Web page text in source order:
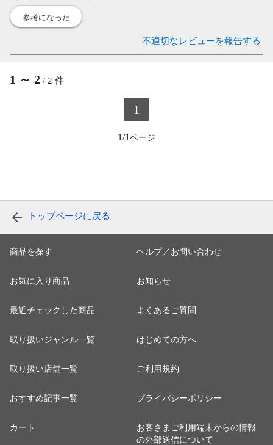
参考になった
不適切なレビューを報告する
1 ～ 2 / 2 件
1
1/1
トップページに戻る
商品を探す
お気に入り商品
最近チェックした商品
取り扱いジャンル一覧
取り扱い店舗一覧
おすすめ記事一覧
カート
ヘルプ／お問い合わせ
お知らせ
よくあるご質問
はじめての方へ
ご利用規約
プライバシーポリシー
お客さまご利用端末からの情報
の外部送信について